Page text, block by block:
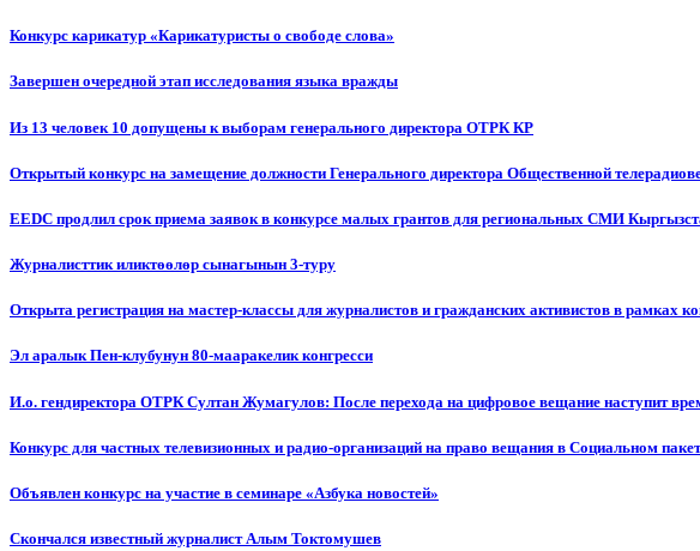
Конкурс карикатур «Карикатуристы о свободе слова»
Завершен очередной этап исследования языка вражды
Из 13 человек 10 допущены к выборам генерального директора ОТРК КР
Открытый конкурс на замещение должности Генерального директора Общественной
EEDC продлил срок приема заявок в конкурсе малых грантов для региональных СМИ
Журналисттик иликтөөлөр сынагынын 3-туру
Открыта регистрация на мастер-классы для журналистов и гражданских активистов в рамках
Эл аралык Пен-клубунун 80-мааракелик конгресси
И.о. гендиректора ОТРК Султан Жумагулов: После перехода на цифровое вещание наступит
Конкурс для частных телевизионных и радио-организаций на право вещания в Социальном
Объявлен конкурс на участие в семинаре «Азбука новостей»
Cкончался известный журналист Алым Токтомушев